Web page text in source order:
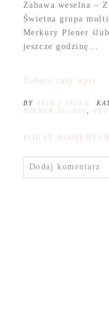
Zabawa weselna –
Świetna grupa
Merkury Plener
jeszcze godzinę...
Zobacz cały wpis
BY ANIA I JACEK
PLENER ŚLUBNY,
POKAŻ
Dodaj komentarz